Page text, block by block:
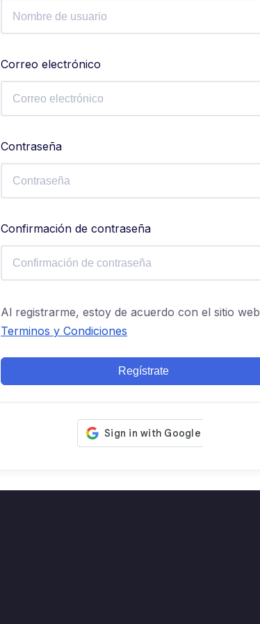
Correo electrónico
Contraseña
Confirmación de contraseña
Al registrarme, estoy de acuerdo con el sitio web
Terminos y Condiciones
Regístrate